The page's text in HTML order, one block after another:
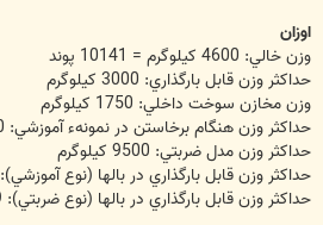
اوزان
وزن خالي: 4600 کيلوگرم = 10141 پوند
حداکثر وزن قابل بارگذاري: 3000 کيلوگرم
وزن مخازن سوخت داخلي: 1750 کيلوگرم
حداکثر وزن هنگام برخاستن در نمونهء آموزشي: 6500 کيلوگرم
حداکثر وزن مدل ضربتي: 9500 کيلوگرم
حداکثر وزن قابل بارگذاري در بالها (نوع آموزشي): 276.4 کيلوگرم در هر مترمربع
حداکثر وزن قابل بارگذاري در بالها (نوع ضربتي): 403.9 کيلوگرم در هر مترمربع